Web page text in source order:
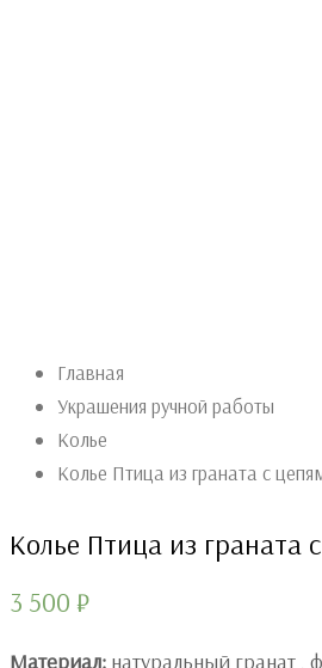
Главная
Украшения ручной работы
Колье
Колье Птица из граната с
Колье Птица из граната
3 500 ₽
Материал: натуральный гранат ,